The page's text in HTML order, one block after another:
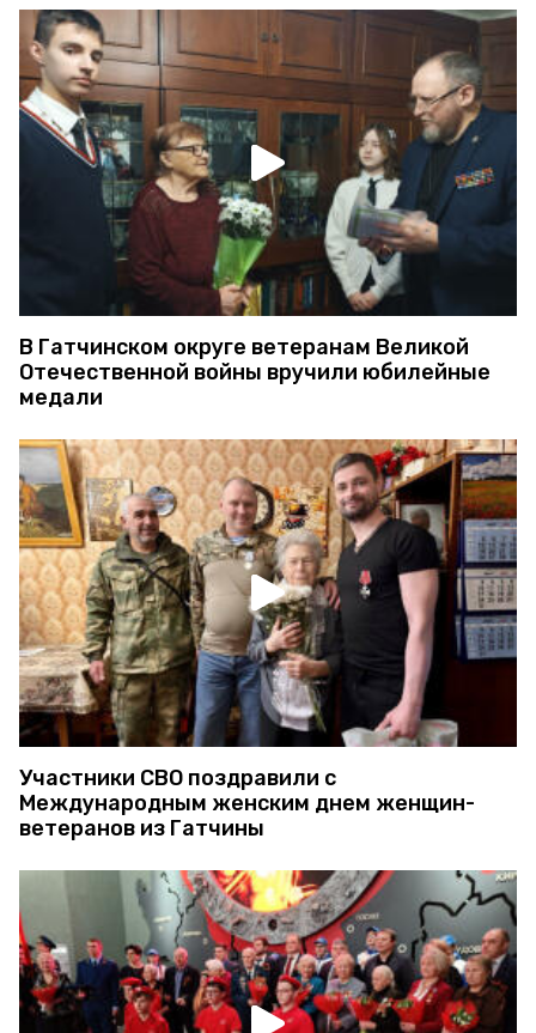
В Гатчинском округе ветеранам Великой
Отечественной войны вручили юбилейные
медали
Участники СВО поздравили с
Международным женским днем женщин-
ветеранов из Гатчины